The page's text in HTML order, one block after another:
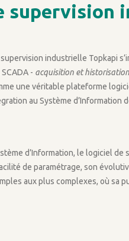
industrielle Topkapi
- acquisition et
une véritable plateforme
au Système
d’Information, le logiciel
de paramétrage, son
aux plus complexes, où sa